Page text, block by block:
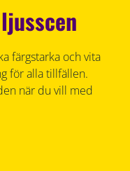
färgstarka och vita
för alla tillfällen.
när du vill med